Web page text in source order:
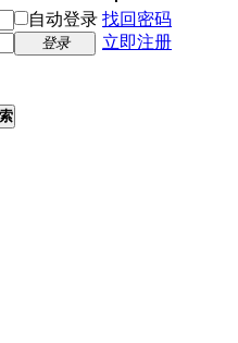
自动登录 找回密码
登录 立即注册